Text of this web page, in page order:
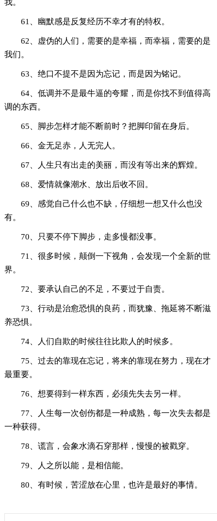
我。
61、幽默感是反复经历不幸才有的特权。
62、虚伪的人们，需要的是幸福，而幸福，需要的是
我们。
63、绝口不提不是因为忘记，而是因为铭记。
64、低调并不是最牛逼的夸耀，而是你找不到值得高
调的东西。
65、脚步怎样才能不断前时？把脚印留在身后。
66、金无足赤，人无完人。
67、人生只有出走的美丽，而没有等出来的辉煌。
68、爱情就像潮水、放出后收不回。
69、感觉自己什么也不缺，仔细想一想又什么也没
有。
70、只要不停下脚步，走多慢都没事。
71、很多时候，颠倒一下视角，会发现一个全新的世
界。
72、要承认自己的不足，不要过于自责。
73、行动是治愈恐惧的良药，而犹豫、拖延将不断滋
养恐惧。
74、人们自欺的时候往往比欺人的时候多。
75、过去的靠现在忘记，将来的靠现在努力，现在才
最重要。
76、想要得到一样东西，必须先失去另一样。
77、人生每一次创伤都是一种成熟，每一次失去都是
一种获得。
78、谎言，会象水滴石穿那样，慢慢的被戳穿。
79、人之所以能，是相信能。
80、有时候，苦涩放在心里，也许是最好的事情。